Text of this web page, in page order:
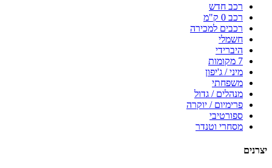
רכב חדש
רכב 0 ק"מ
רכבים למכירה
חשמלי
היברידי
7 מקומות
מיני / ג'יפון
משפחתי
מנהלים / גדול
פרימיום / יוקרה
ספורטיבי
מסחרי וטנדר
יצרנים